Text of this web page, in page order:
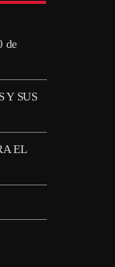
de
Y SUS
EL